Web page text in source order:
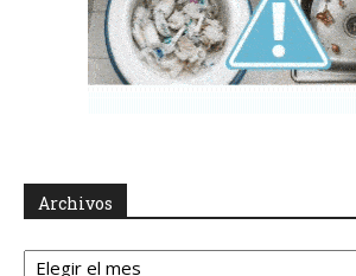
Archivos
Archivos